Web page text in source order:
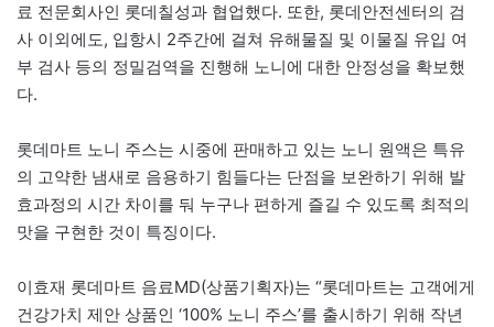
료 전문회사인 롯데칠성과 협업했다. 또한, 롯데안전센터의 검
사 이외에도, 입항시 2주간에 걸쳐 유해물질 및 이물질 유입 여
부 검사 등의 정밀검역을 진행해 노니에 대한 안정성을 확보했
다.
롯데마트 노니 주스는 시중에 판매하고 있는 노니 원액은 특유
의 고약한 냄새로 음용하기 힘들다는 단점을 보완하기 위해 발
효과정의 시간 차이를 둬 누구나 편하게 즐길 수 있도록 최적의
맛을 구현한 것이 특징이다.
이효재 롯데마트 음료MD(상품기획자)는 “롯데마트는 고객에게
건강가치 제안 상품인 ‘100% 노니 주스’를 출시하기 위해 작년